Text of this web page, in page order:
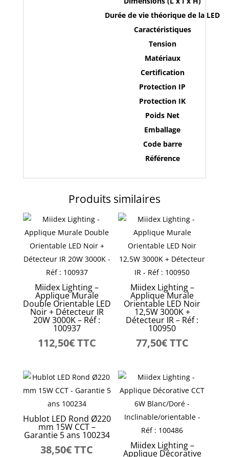
Durée de vie théorique de la LED
Caractéristiques
Tension
Matériaux
Certification
Protection IP
Protection IK
Poids Net
Emballage
Code barre
Référence
Produits similaires
Miidex Lighting –
Applique Murale
Double Orientable LED
Noir + Détecteur IR
20W 3000K – Réf :
100937
112,50€TTC
Miidex Lighting –
Applique Murale
Orientable LED Noir
12,5W 3000K +
Détecteur IR – Réf :
100950
77,50€TTC
Hublot LED Rond Ø220
mm 15W CCT –
Garantie 5 ans 100234
38,50€TTC Miidex Lighting –
Applique Décorative